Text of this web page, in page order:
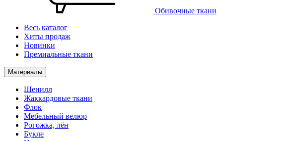
Обивочные ткани
Весь каталог
Хиты продаж
Новинки
Премиальные ткани
Материалы
Шенилл
Жаккардовые ткани
Флок
Мебельный велюр
Рогожка, лён
Букле